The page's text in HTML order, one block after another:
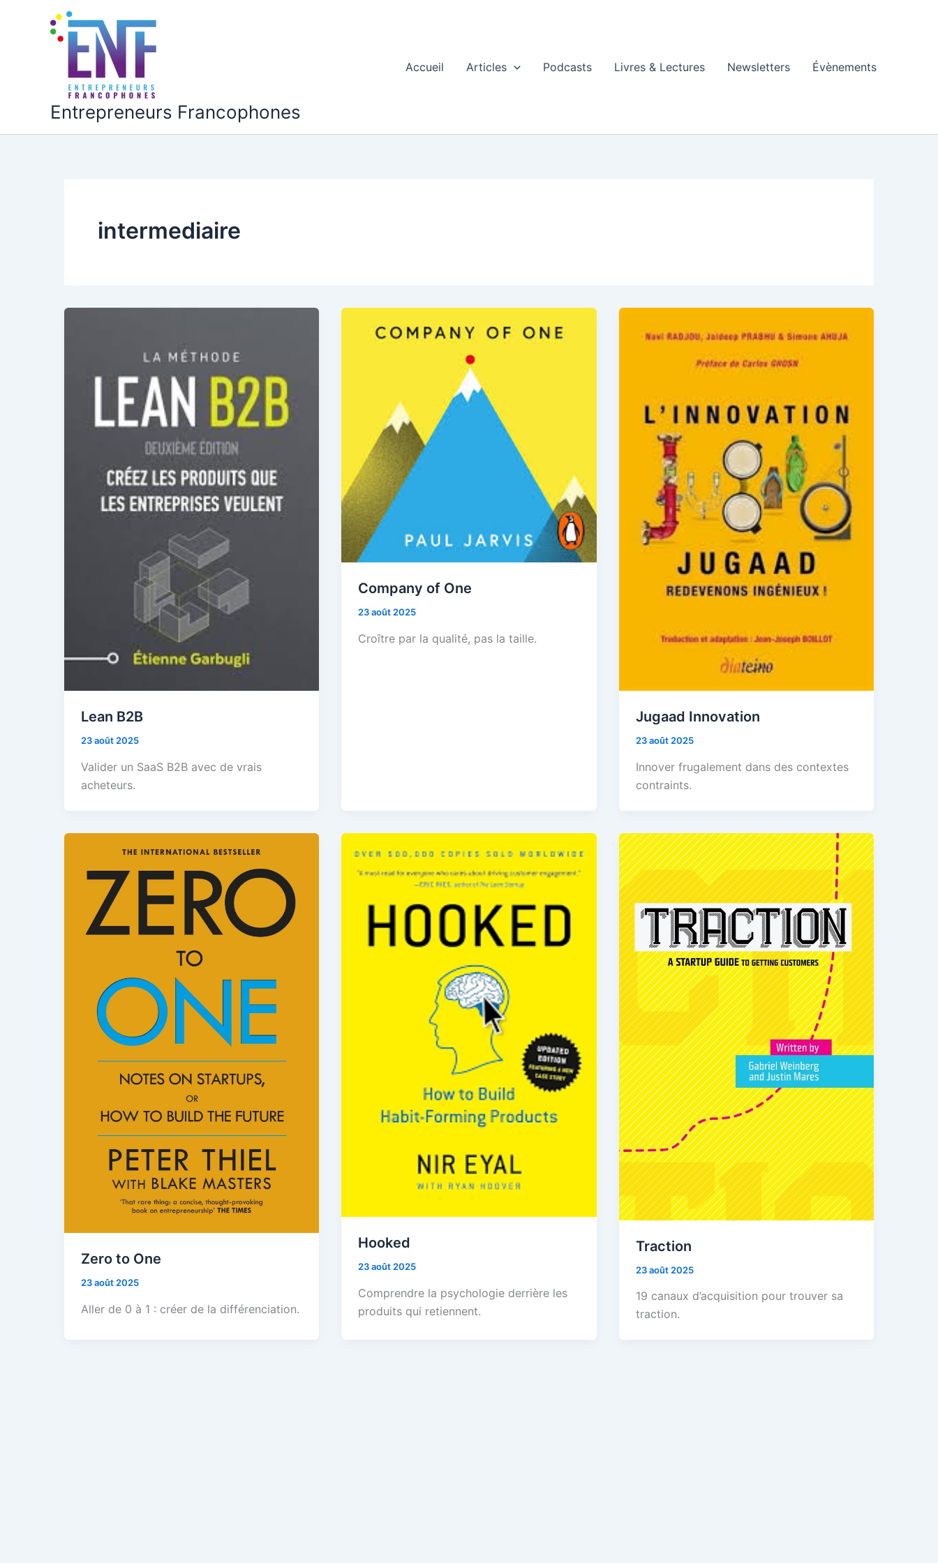
Entrepreneurs Francophones
Accueil Articles Podcasts Livres & Lectures Newsletters Évènements
intermediaire
Lean B2B
23 août 2025
Valider un SaaS B2B avec de vrais
acheteurs.
Company of One
23 août 2025
Croître par la qualité, pas la taille.
Jugaad Innovation
23 août 2025
Innover frugalement dans des contextes
contraints.
Zero to One
23 août 2025
Aller de 0 à 1 : créer de la différenciation.
Hooked
23 août 2025
Comprendre la psychologie derrière les
produits qui retiennent.
Traction
23 août 2025
19 canaux d’acquisition pour trouver sa
traction.